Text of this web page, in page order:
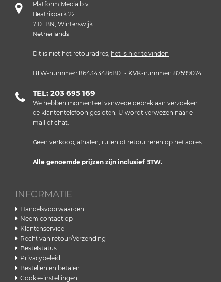
Platform Media b.v.
Beatrixpark 22
7101 BN, Winterswijk
Netherlands
Dit is niet het retouradres, het is hier te vinden
BTW-nummer: 864343486B01 - KVK-nummer: 87599074
TEL: 203 695 169
We hebben momenteel vanwege gebrek aan verzoeken
de klantentelefoon gesloten. U wordt verwezen naar e-
mail of chat.
Geen verkoop, afhalen, ruilen of retourneren op het adres.
Alle genoemde prijzen zijn inclusief BTW.
INFORMATIE
Handelsvoorwaarden
Neem contact op
Klantenservice
Recht van retour/Verzending
Bestelstatus
Privacybeleid
Bestellen en betalen
Cookie-instellingen